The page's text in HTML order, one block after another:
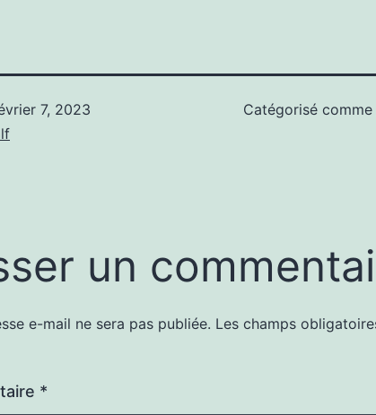
7, 2023
Catégorisé comme
un
e-mail ne sera pas publiée. Les champs
*